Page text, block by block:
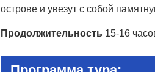
острове и увезут с собой
Продолжительность 15-16